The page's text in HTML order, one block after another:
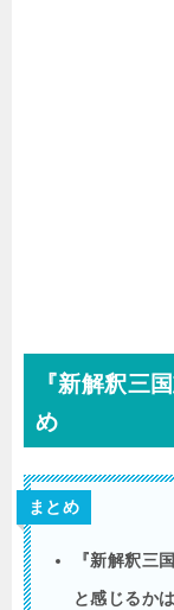
『新解釈三
め
まとめ
『新解釈三
と感じるか